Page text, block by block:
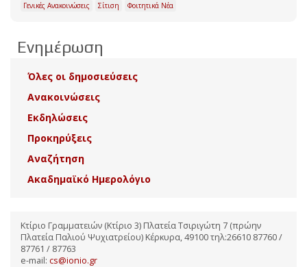
Γενικές Ανακοινώσεις Σίτιση Φοιτητικά Νέα
Ενημέρωση
Όλες οι δημοσιεύσεις
Ανακοινώσεις
Εκδηλώσεις
Προκηρύξεις
Αναζήτηση
Ακαδημαϊκό Ημερολόγιο
Κτίριο Γραμματειών (Κτίριο 3) Πλατεία Τσιριγώτη 7 (πρώην
Πλατεία Παλιού Ψυχιατρείου) Κέρκυρα, 49100 τηλ:26610 87760 /
87761 / 87763
e-mail: cs@ionio.gr